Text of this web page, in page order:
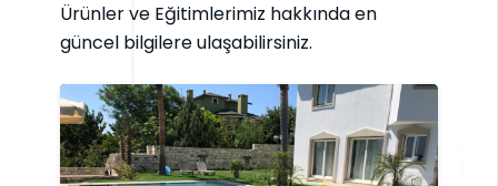
Ürünler ve Eğitimlerimiz hakkında en
güncel bilgilere ulaşabilirsiniz.